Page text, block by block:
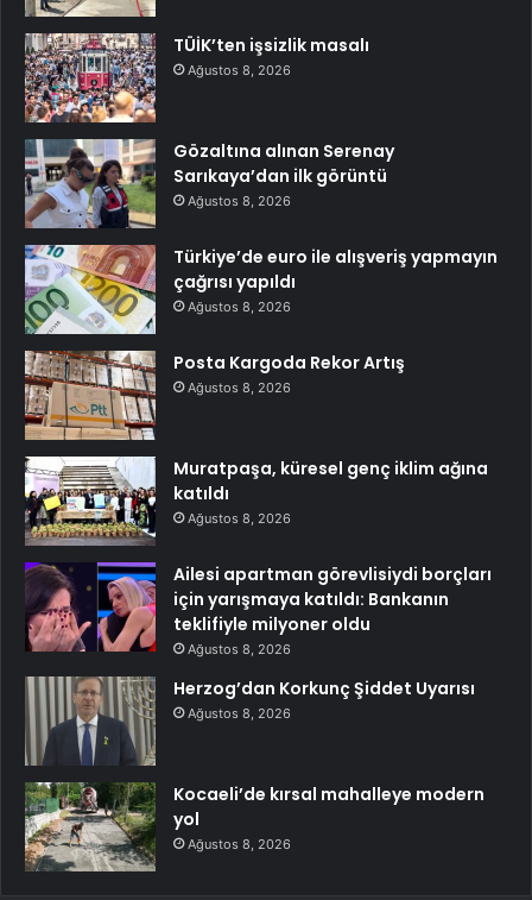
TÜİK’ten işsizlik masalı
Ağustos 8, 2026
Gözaltına alınan Serenay
Sarıkaya’dan ilk görüntü
Ağustos 8, 2026
Türkiye’de euro ile alışveriş yapmayın
çağrısı yapıldı
Ağustos 8, 2026
Posta Kargoda Rekor Artış
Ağustos 8, 2026
Muratpaşa, küresel genç iklim ağına
katıldı
Ağustos 8, 2026
Ailesi apartman görevlisiydi borçları
için yarışmaya katıldı: Bankanın
teklifiyle milyoner oldu
Ağustos 8, 2026
Herzog’dan Korkunç Şiddet Uyarısı
Ağustos 8, 2026
Kocaeli’de kırsal mahalleye modern
yol
Ağustos 8, 2026